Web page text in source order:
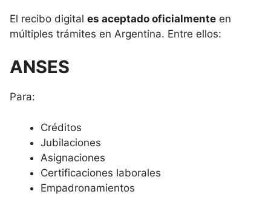
El recibo digital es aceptado oficialmente en
múltiples trámites en Argentina. Entre ellos:
ANSES
Para:
Créditos
Jubilaciones
Asignaciones
Certificaciones laborales
Empadronamientos